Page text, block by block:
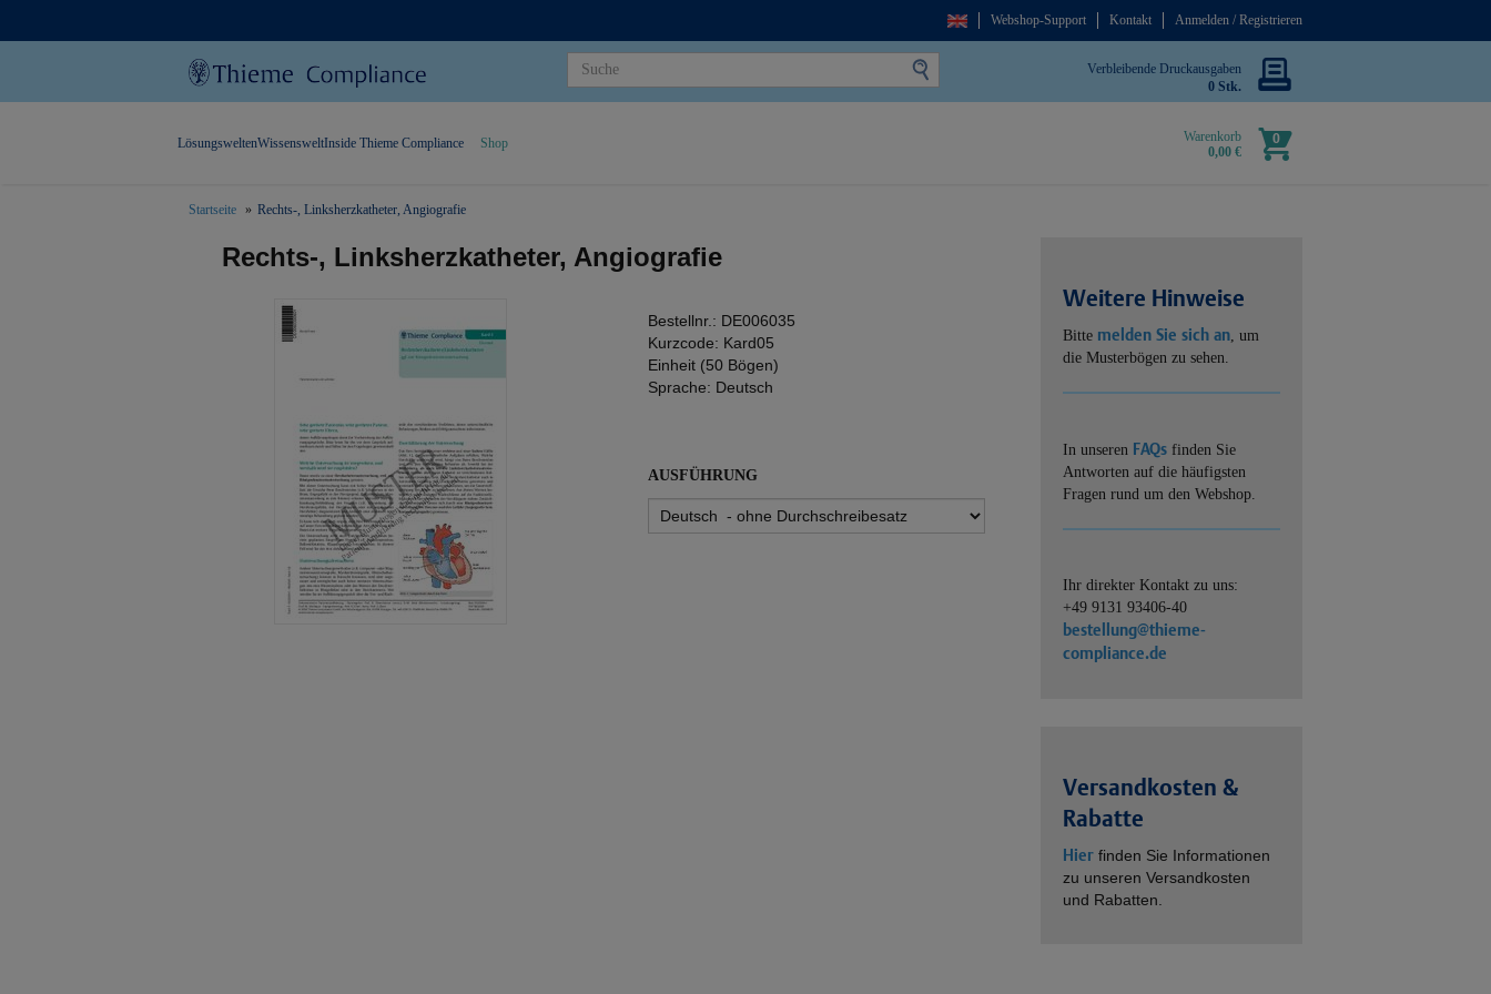
Webshop-Support Kontakt Anmelden / Registrieren
Verbleibende Druckausgaben
0 Stk.
Warenkorb
0,00 €
0
LösungsweltenWissensweltInside Thieme Compliance Shop
Startseite Rechts-, Linksherzkatheter, Angiografie
Rechts-, Linksherzkatheter, Angiografie
Bestellnr.: DE006035
Kurzcode: Kard05
Einheit (50 Bögen)
Sprache: Deutsch
AUSFÜHRUNG
Weitere Hinweise
Bitte melden Sie sich an, um
die Musterbögen zu sehen.
In unseren FAQs finden Sie
Antworten auf die häufigsten
Fragen rund um den Webshop.
Ihr direkter Kontakt zu uns:
+49 9131 93406-40
bestellung@thieme-
compliance.de
Versandkosten &
Rabatte
Hier finden Sie Informationen
zu unseren Versandkosten
und Rabatten.